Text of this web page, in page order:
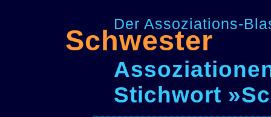
Der Assoziations-
Schwester
Stichwort